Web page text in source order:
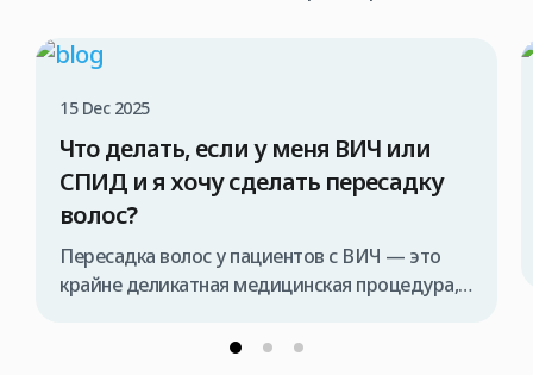
15 Dec 2025
Что делать, если у меня ВИЧ или
СПИД и я хочу сделать пересадку
волос?
Пересадка волос у пациентов с ВИЧ — это
крайне деликатная медицинская процедура,
специализированной медицинской командой